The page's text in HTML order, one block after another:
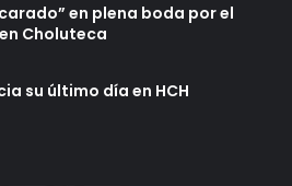
en plena boda por el
Choluteca
su último día en HCH